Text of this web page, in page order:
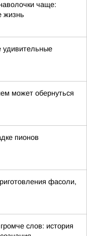
чаще:
жизнь
удивительные
может обернуться
пионов
фасоли,
слов: история